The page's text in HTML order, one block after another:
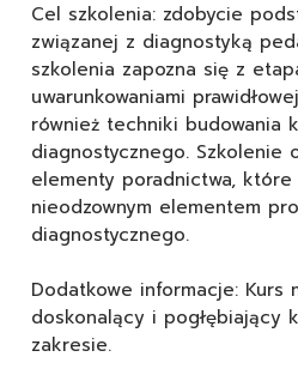
Cel szkolenia: zdobycie
związanej z diagnostyką
szkolenia zapozna się z
uwarunkowaniami
również techniki budowania
diagnostycznego. Szkolenie
elementy poradnictwa,
nieodzownym elementem
diagnostycznego.
Dodatkowe informacje: Kurs
doskonalący i pogłębiający
zakresie.